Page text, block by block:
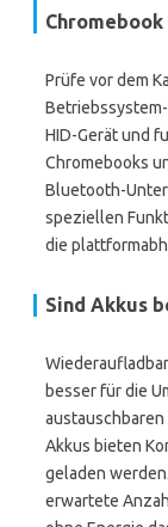
Prüfe vor dem
HID-Gerät und
Chromebooks
Bluetooth-
speziellen
die
Sind Akkus
besser für die
Akkus bieten
geladen
erwartete